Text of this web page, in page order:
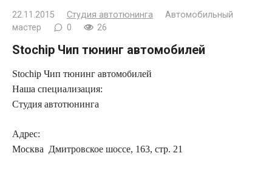
22.11.2015 Студия автотюнинга
Автомобильный
мастер
0 26
Stochip Чип тюнинг автомобилей
Stochip Чип тюнинг автомобилей
Наша специализация:
Студия автотюнинга
Адрес:
Москва Дмитровское шоссе, 163, стр. 21